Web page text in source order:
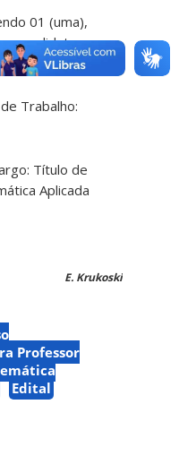
01 (uma),
candidatos
doEdital
Trabalho:
Título de
Aplicada
E. Krukoski
Professor
Edital